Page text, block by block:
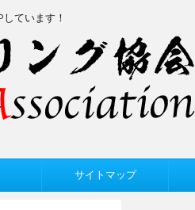
ています！
サイトマップ